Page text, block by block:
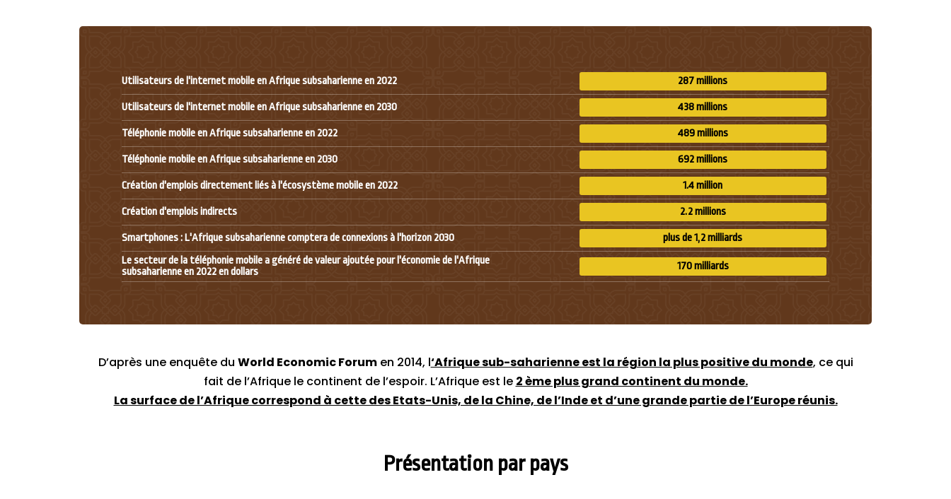
Utilisateurs de l'internet mobile en Afrique subsaharienne en 2022 287 millions
Utilisateurs de l'internet mobile en Afrique subsaharienne en 2030 438 millions
Téléphonie mobile en Afrique subsaharienne en 2022 489 millions
Téléphonie mobile en Afrique subsaharienne en 2030 692 millions
Création d'emplois directement liés à l'écosystème mobile en 2022 1.4 million
Création d'emplois indirects 2.2 millions
Smartphones : L'Afrique subsaharienne comptera de connexions à l'horizon 2030
plus de 1,2 milliards
Le secteur de la téléphonie mobile a généré de valeur ajoutée pour l'économie de l'Afrique
subsaharienne en 2022 en dollars
170 milliards
D’après une enquête du World Economic Forumen 2014, l‘Afrique sub-saharienne est la région la plus positive du monde, ce qui
fait de l’Afrique le continent de l’espoir. L’Afrique est le 2 ème plus grand continent du monde.
​La surface de l’Afrique correspond à cette des Etats-Unis, de la Chine, de l’Inde et d’une grande partie de l’Europe réunis.
Présentation par pays